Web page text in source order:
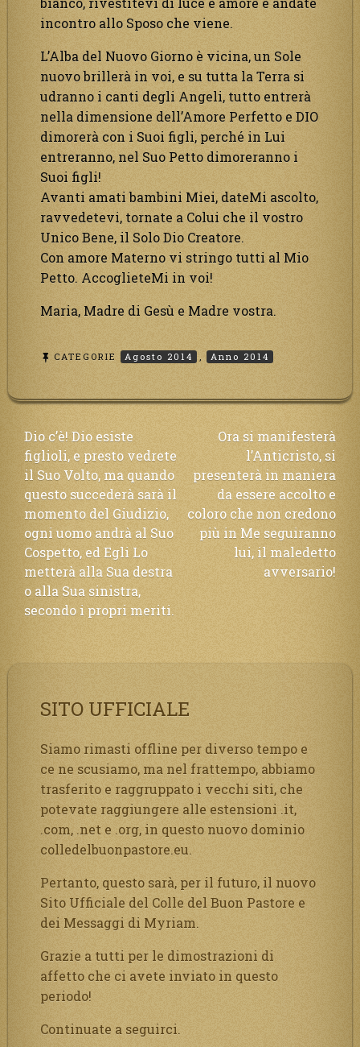
incontro allo Sposo che viene.
L’Alba del Nuovo Giorno è vicina, un Sole
nuovo brillerà in voi, e su tutta la Terra si
udranno i canti degli Angeli, tutto entrerà
nella dimensione dell’Amore Perfetto e DIO
dimorerà con i Suoi figli, perché in Lui
entreranno, nel Suo Petto dimoreranno i
Suoi figli!
Avanti amati bambini Miei, dateMi ascolto,
ravvedetevi, tornate a Colui che il vostro
Unico Bene, il Solo Dio Creatore.
Con amore Materno vi stringo tutti al Mio
Petto. AccoglieteMi in voi!
Maria, Madre di Gesù e Madre vostra.
CATEGORIE Agosto 2014 , Anno 2014
Navigazione
articoli
Dio c’è! Dio esiste
figlioli, e presto vedrete
il Suo Volto, ma quando
questo succederà sarà il
momento del Giudizio,
ogni uomo andrà al Suo
Cospetto, ed Egli Lo
metterà alla Sua destra
o alla Sua sinistra,
secondo i propri meriti.
Ora si manifesterà
l’Anticristo, si
presenterà in maniera
da essere accolto e
coloro che non credono
più in Me seguiranno
lui, il maledetto
avversario!
SITO UFFICIALE
Siamo rimasti offline per diverso tempo e
ce ne scusiamo, ma nel frattempo, abbiamo
trasferito e raggruppato i vecchi siti, che
potevate raggiungere alle estensioni .it,
.com, .net e .org, in questo nuovo dominio
colledelbuonpastore.eu.
Pertanto, questo sarà, per il futuro, il nuovo
Sito Ufficiale del Colle del Buon Pastore e
dei Messaggi di Myriam.
Grazie a tutti per le dimostrazioni di
affetto che ci avete inviato in questo
periodo!
Continuate a seguirci.